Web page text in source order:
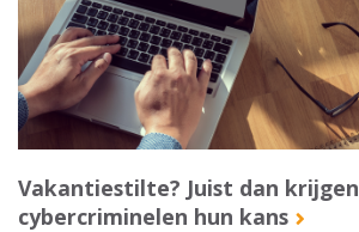
Vakantiestilte? Juist dan krijgen
cybercriminelen hun kans